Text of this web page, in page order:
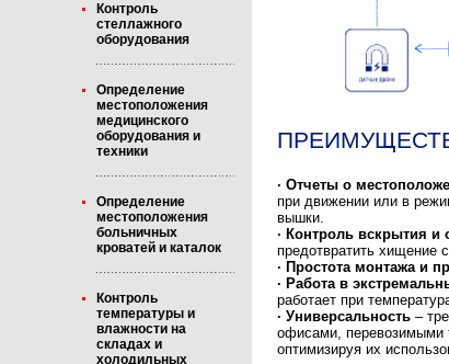
Контроль
стеллажного
оборудования
Определение
местоположения
медицинского
оборудования и
техники
Определение
местоположения
больничных
кроватей и каталок
Контроль
температуры и
влажности на
складах и
холодильных
· Отчеты о
при движении или в
вышки.
· Контроль вскрытия и
предотвратить хищение
· Простота монтажа и
· Работа в
работает при
· Универсальность –
офисами, перевозимыми
оптимизируя их